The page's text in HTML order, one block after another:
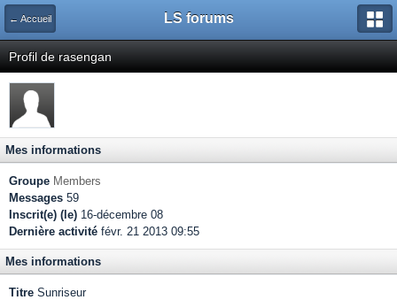
← Accueil LS forums
Profil de rasengan
Mes informations
Groupe Members
Messages 59
Inscrit(e) (le) 16-décembre 08
Dernière activité févr. 21 2013 09:55
Mes informations
Titre Sunriseur